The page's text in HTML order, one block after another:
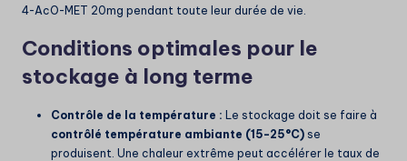
4-AcO-MET 20mg pendant toute leur durée de vie.
Conditions optimales pour le
stockage à long terme
Contrôle de la température : Le stockage doit se faire à
contrôlé température ambiante (15-25°C) se
produisent. Une chaleur extrême peut accélérer le taux de